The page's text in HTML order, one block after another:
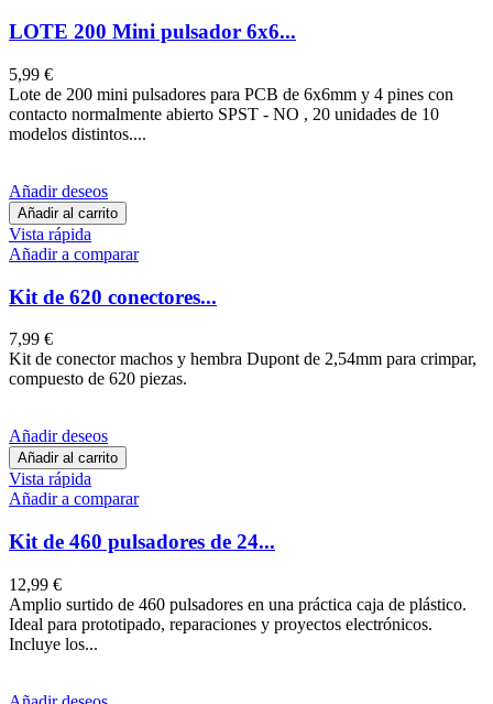
LOTE 200 Mini pulsador 6x6...
5,99 €
Lote de 200 mini pulsadores para PCB de 6x6mm y 4 pines con
contacto normalmente abierto SPST - NO , 20 unidades de 10
modelos distintos....
Añadir deseos
Añadir al carrito
Vista rápida
Añadir a comparar
Kit de 620 conectores...
7,99 €
Kit de conector machos y hembra Dupont de 2,54mm para crimpar,
compuesto de 620 piezas.
Añadir deseos
Añadir al carrito
Vista rápida
Añadir a comparar
Kit de 460 pulsadores de 24...
12,99 €
Amplio surtido de 460 pulsadores en una práctica caja de plástico.
Ideal para prototipado, reparaciones y proyectos electrónicos.
Incluye los...